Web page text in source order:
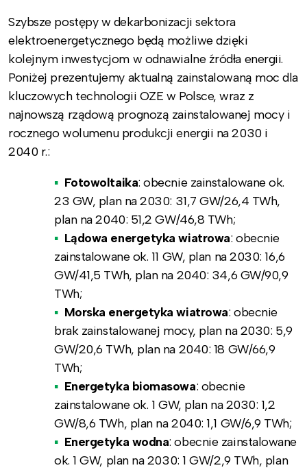
Szybsze postępy w dekarbonizacji sektora
elektroenergetycznego będą możliwe dzięki
kolejnym inwestycjom w odnawialne źródła energii.
Poniżej prezentujemy aktualną zainstalowaną moc dla
kluczowych technologii OZE w Polsce, wraz z
najnowszą rządową prognozą zainstalowanej mocy i
rocznego wolumenu produkcji energii na 2030 i
2040 r.:
Fotowoltaika: obecnie zainstalowane ok.
23 GW, plan na 2030: 31,7 GW/26,4 TWh,
plan na 2040: 51,2 GW/46,8 TWh;
Lądowa energetyka wiatrowa: obecnie
zainstalowane ok. 11 GW, plan na 2030: 16,6
GW/41,5 TWh, plan na 2040: 34,6 GW/90,9
TWh;
Morska energetyka wiatrowa: obecnie
brak zainstalowanej mocy, plan na 2030: 5,9
GW/20,6 TWh, plan na 2040: 18 GW/66,9
TWh;
Energetyka biomasowa: obecnie
zainstalowane ok. 1 GW, plan na 2030: 1,2
GW/8,6 TWh, plan na 2040: 1,1 GW/6,9 TWh;
Energetyka wodna: obecnie zainstalowane
ok. 1 GW, plan na 2030: 1 GW/2,9 TWh, plan